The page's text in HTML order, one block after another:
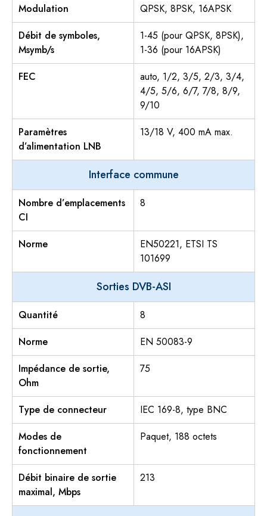
Modulation
QPSK, 8PSK, 16APSK
Débit de symboles,
Msymb/s
1-45 (pour QPSK, 8PSK),
1-36 (pour 16APSK)
FEC
auto, 1/2, 3/5, 2/3, 3/4,
4/5, 5/6, 6/7, 7/8, 8/9,
9/10
Paramètres
d’alimentation LNB
13/18 V, 400 mA max.
Interface commune
Nombre d’emplacements
CI
8
Norme
EN50221, ETSI TS
101699
Sorties DVB-ASI
Quantité
8
Norme
EN 50083-9
Impédance de sortie,
Ohm
75
Type de connecteur
IEC 169-8, type BNC
Modes de
fonctionnement
Paquet, 188 octets
Débit binaire de sortie
maximal, Mbps
213